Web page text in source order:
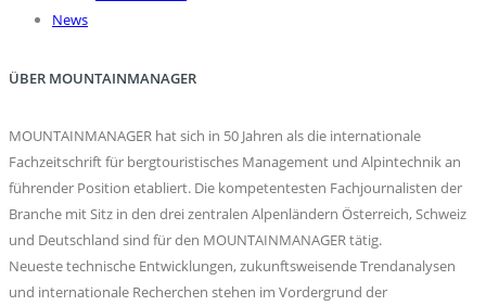
News
ÜBER MOUNTAINMANAGER
MOUNTAINMANAGER hat sich in 50 Jahren als die internationale
Fachzeitschrift für bergtouristisches Management und Alpintechnik an
führender Position etabliert. Die kompetentesten Fachjournalisten der
Branche mit Sitz in den drei zentralen Alpenländern Österreich, Schweiz
und Deutschland sind für den MOUNTAINMANAGER tätig.
Neueste technische Entwicklungen, zukunftsweisende Trendanalysen
und internationale Recherchen stehen im Vordergrund der